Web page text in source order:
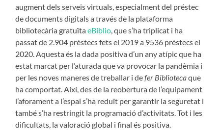
augment dels serveis virtuals, especialment del préstec
de documents digitals a través de la plataforma
bibliotecària gratuïtaeBiblio , que s’ha triplicat i ha
passat de 2.904 préstecs fets el 2019 a 9536 préstecs el
2020. Aquesta és la dada positiva d’un any atípic que ha
estat marcat per l’aturada que va provocar la pandèmia i
per les noves maneres de treballar i defer Bibliotecaque
ha comportat. Així, des de la reobertura de l’equipament
l’aforament a l’espai s’ha reduït per garantir la seguretat i
també s’ha restringit la programació d’activitats. Tot i les
dificultats, la valoració global i final és positiva.